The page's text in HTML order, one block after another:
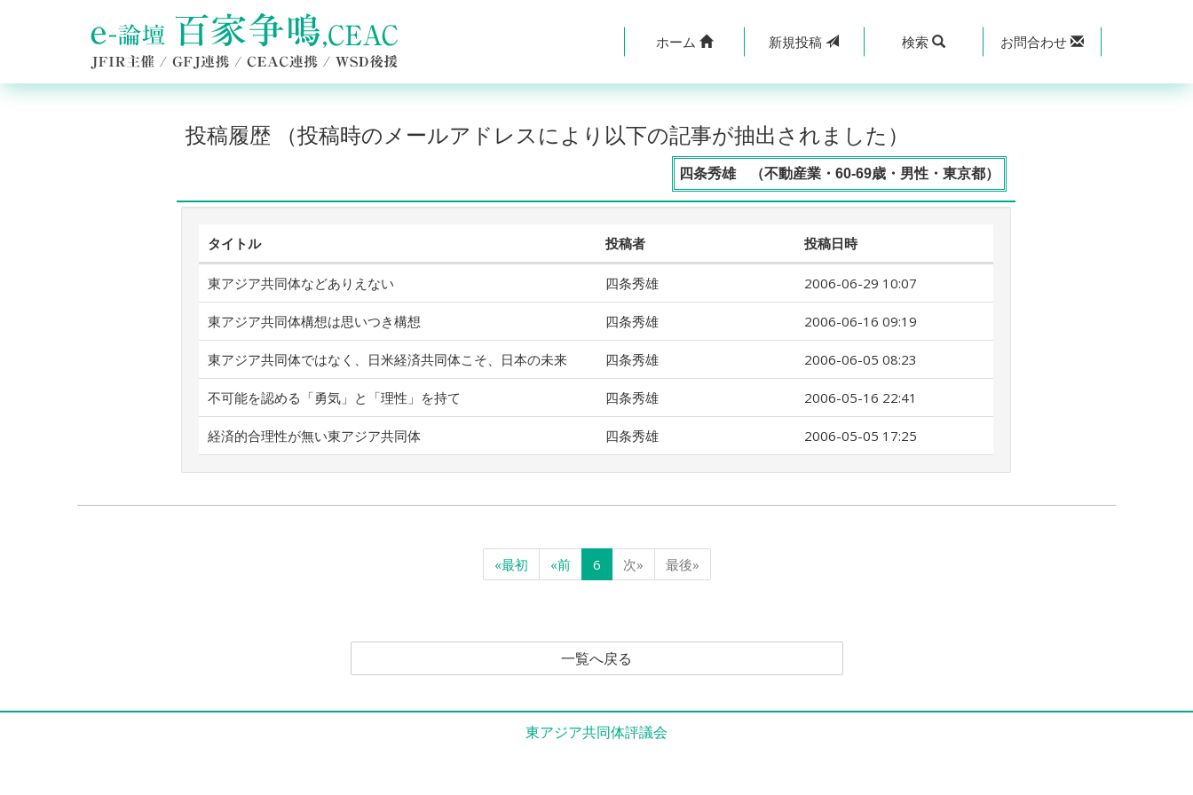
ホーム 新規投稿 検索 お問合わせ
投稿履歴 （投稿時のメールアドレスにより以下の記事が抽出されました）
四条秀雄 （不動産業・60-69歳・男性・東京都）
タイトル 投稿者 投稿日時
東アジア共同体などありえない 四条秀雄 2006-06-29 10:07
東アジア共同体構想は思いつき構想 四条秀雄 2006-06-16 09:19
東アジア共同体ではなく、日米経済共同体こそ、日本の未来 四条秀雄 2006-06-05 08:23
不可能を認める「勇気」と「理性」を持て 四条秀雄 2006-05-16 22:41
経済的合理性が無い東アジア共同体 四条秀雄 2006-05-05 17:25
«最初 «前 6 次» 最後»
一覧へ戻る
東アジア共同体評議会